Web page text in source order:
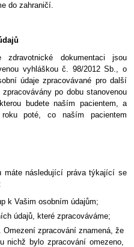
do zahraničí.
dokumentaci jsou
vyhláškou č. 98/2012 Sb., o
údaje zpracovávané pro další
po dobu stanovenou
budete naším pacientem, a
poté, co naším pacientem
máte následující práva týkající se
k Vašim osobním údajům;
údajů, které zpracováváme;
zpracování znamená, že
nichž bylo zpracování omezeno,